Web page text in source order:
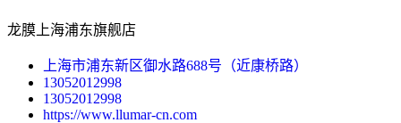
龙膜上海浦东旗舰店
上海市浦东新区御水路688号（近康桥路）
13052012998
13052012998
https://www.llumar-cn.com